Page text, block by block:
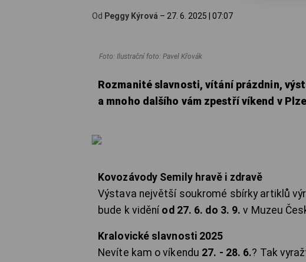
Od Peggy Kýrová – 27. 6. 2025 07:07
Foto: Ilustrační foto: Pavel Křovák
Rozmanité slavnosti, vítání prázdnin,
a mnoho dalšího vám zpestří víkend v
Kovozávody Semily hravě i zdravě
Výstava největší soukromé sbírky artiklů
bude k vidění od 27. 6. do 3. 9.v Muzeu
Kralovické slavnosti 2025
Nevíte kam o víkendu 27. - 28. 6.? Tak